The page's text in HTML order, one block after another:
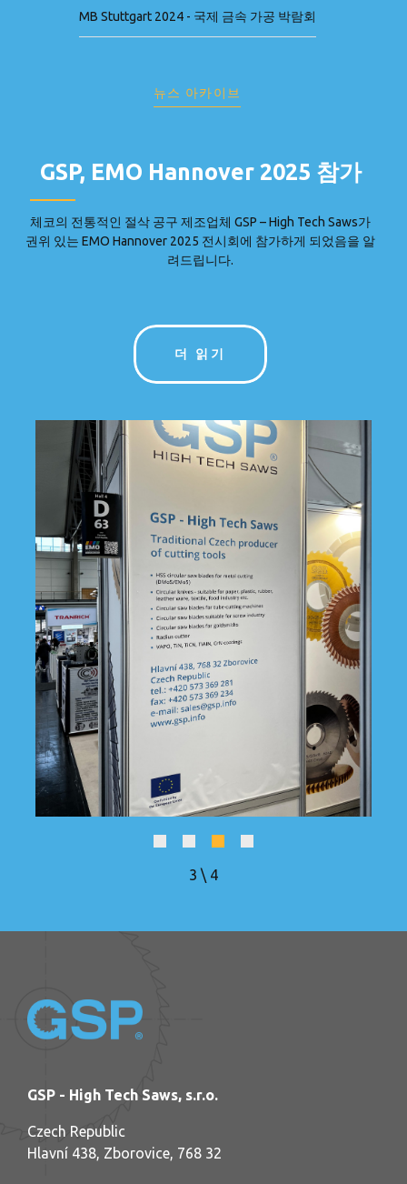
MB Stuttgart 2024 - 국제 금속 가공 박람회
뉴스 아카이브
GSP, EMO Hannover 2025 참가
체코의 전통적인 절삭 공구 제조업체 GSP – High Tech Saws가
권위 있는 EMO Hannover 2025 전시회에 참가하게 되었음을 알
려드립니다.
더 읽기
3 \ 4
GSP - High Tech Saws, s.r.o.
Czech Republic
Hlavní 438, Zborovice, 768 32